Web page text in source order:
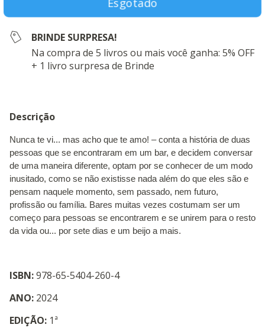
BRINDE SURPRESA!
Na compra de 5 livros ou mais você ganha: 5% OFF
+ 1 livro surpresa de Brinde
Descrição
Nunca te vi... mas acho que te amo! – conta a história de duas
pessoas que se encontraram em um bar, e decidem conversar
de uma maneira diferente, optam por se conhecer de um modo
inusitado, como se não existisse nada além do que eles são e
pensam naquele momento, sem passado, nem futuro,
profissão ou família. Bares muitas vezes costumam ser um
começo para pessoas se encontrarem e se unirem para o resto
da vida ou... por sete dias e um beijo a mais.
ISBN:978-65-5404-260-4
ANO: 2024
EDIÇÃO: 1ª